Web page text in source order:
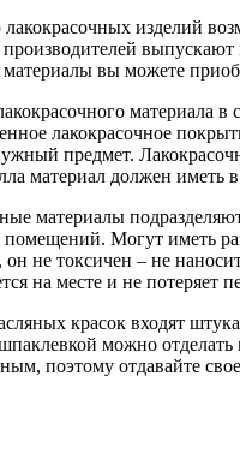
изделий
производителей
вы можете
материала
лакокрасочное
предмет.
материал должен иметь
материалы
Могут иметь
он не токсичен – не
на месте и не потеряет
красок входят
можно отделать
поэтому отдавайте